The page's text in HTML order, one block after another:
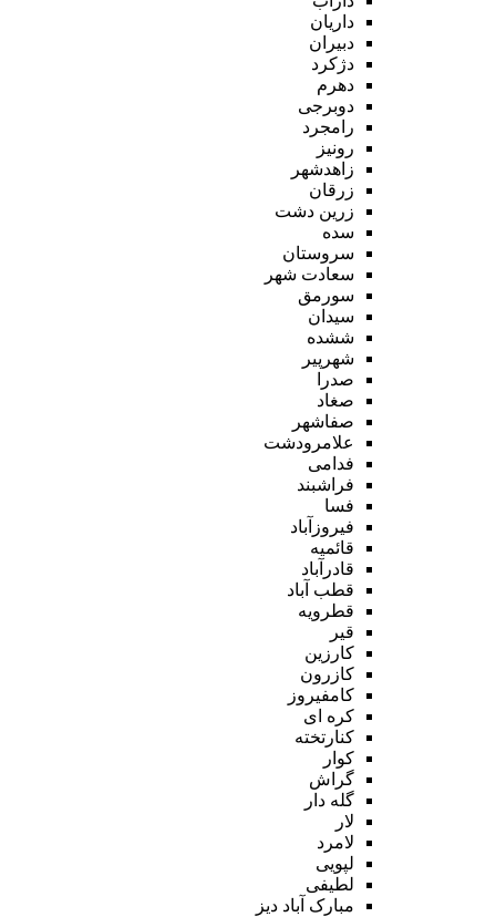
داریان
دبیران
دژکرد
دهرم
دوبرجی
رامجرد
رونیز
زاهدشهر
زرقان
زرین دشت
سده
سروستان
سعادت شهر
سورمق
سیدان
ششده
شهرپیر
صدرا
صغاد
صفاشهر
علامرودشت
فدامی
فراشبند
فسا
فیروزآباد
قائمیه
قادرآباد
قطب آباد
قطرویه
قیر
کارزین
کازرون
کامفیروز
کره ای
کنارتخته
کوار
گراش
گله دار
لار
لامرد
لپویی
لطیفی
مبارک آباد دیز